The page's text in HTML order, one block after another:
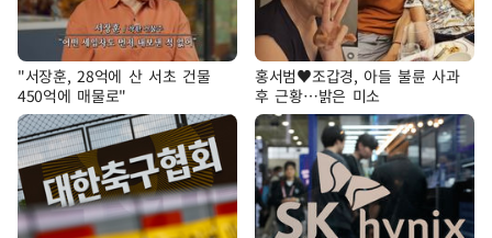
"서장훈, 28억에 산 서초 건물
450억에 매물로"
홍서범♥조갑경, 아들 불륜 사과
후 근황…밝은 미소